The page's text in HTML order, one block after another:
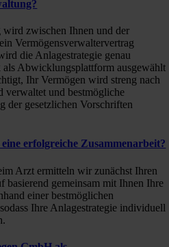
zwischen Ihnen und der
Vermögensverwaltervertrag
die Anlagestrategie genau
Abwicklungsplattform ausgewählt
Ihr Vermögen wird streng nach
verwaltet und bestmögliche
der gesetzlichen Vorschriften
erfolgreiche Zusammenarbeit?
Arzt ermitteln wir zunächst Ihren
basierend gemeinsam mit Ihnen Ihre
einer bestmöglichen
Ihre Anlagestrategie individuell